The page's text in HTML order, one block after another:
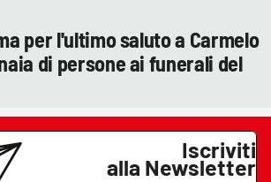
per l'ultimo saluto a Carmelo
di persone ai funerali del
Iscriviti
alla Newsletter